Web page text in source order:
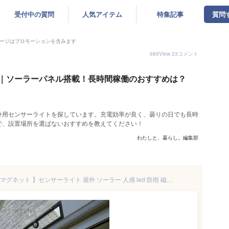
受付中の質問 人気アイテム 特集記事 質問
ジはプロモーションを含みます
689View 23コメント
ソーラーパネル搭載！長時間稼働のおすすめは？
センサーライトを探しています。充電効率が良く、曇りの日でも長時
設置場所を選ばないおすすめを教えてください！
わたしと、暮らし。編集部